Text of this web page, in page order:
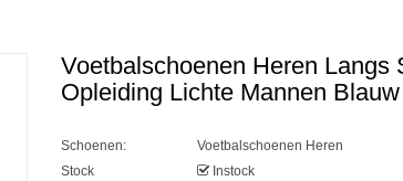
Voetbalschoenen Heren Langs
Opleiding Lichte Mannen Blauw
Schoenen:
Voetbalschoenen Heren
Stock
Instock